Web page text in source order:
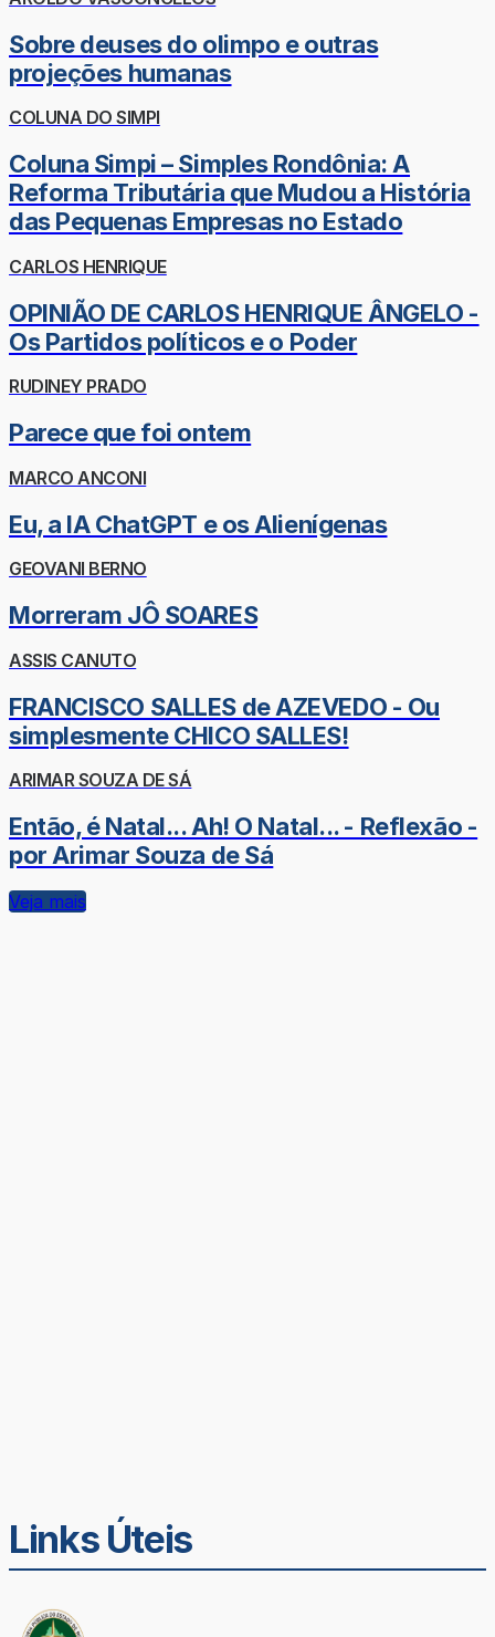
Sobre deuses do olimpo e outras
projeções humanas
COLUNA DO SIMPI
Coluna Simpi – Simples Rondônia: A
Reforma Tributária que Mudou a História
das Pequenas Empresas no Estado
CARLOS HENRIQUE
OPINIÃO DE CARLOS HENRIQUE ÂNGELO -
Os Partidos políticos e o Poder
RUDINEY PRADO
Parece que foi ontem
MARCO ANCONI
Eu, a IA ChatGPT e os Alienígenas
GEOVANI BERNO
Morreram JÔ SOARES
ASSIS CANUTO
FRANCISCO SALLES de AZEVEDO - Ou
simplesmente CHICO SALLES!
ARIMAR SOUZA DE SÁ
Então, é Natal... Ah! O Natal... - Reflexão -
por Arimar Souza de Sá
Veja mais
Links Úteis